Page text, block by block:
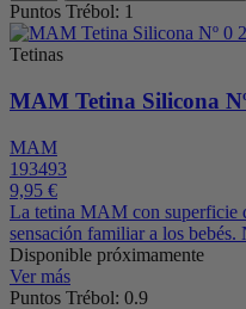
Puntos Trébol: 1
Tetinas
MAM Tetina Silicona
MAM
193493
9,95 €
La tetina MAM con superficie
sensación familiar a los bebés.
Disponible próximamente
Ver más
Puntos Trébol: 0.9